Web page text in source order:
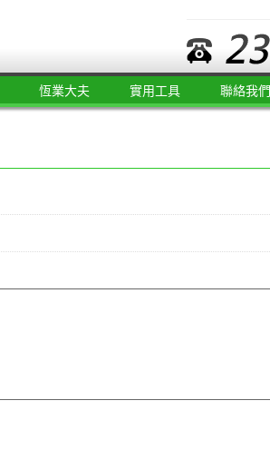
恆業大夫 實用工具 聯絡我們